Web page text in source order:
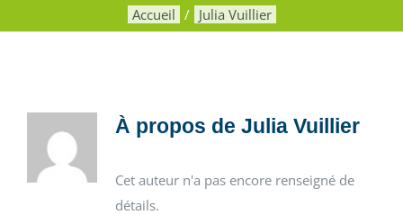
Accueil Julia Vuillier
À propos de Julia Vuillier
Cet auteur n'a pas encore renseigné de
détails.